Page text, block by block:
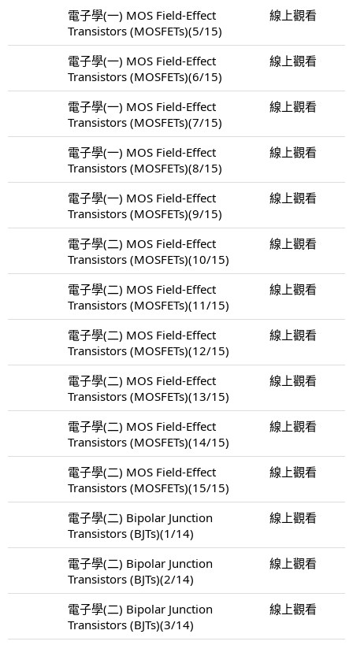
電子學(一) MOS Field-Effect
Transistors (MOSFETs)(5/15)
線上觀看
電子學(一) MOS Field-Effect
Transistors (MOSFETs)(6/15)
線上觀看
電子學(一) MOS Field-Effect
Transistors (MOSFETs)(7/15)
線上觀看
電子學(一) MOS Field-Effect
Transistors (MOSFETs)(8/15)
線上觀看
電子學(一) MOS Field-Effect
Transistors (MOSFETs)(9/15)
線上觀看
電子學(二) MOS Field-Effect
Transistors (MOSFETs)(10/15)
線上觀看
電子學(二) MOS Field-Effect
Transistors (MOSFETs)(11/15)
線上觀看
電子學(二) MOS Field-Effect
Transistors (MOSFETs)(12/15)
線上觀看
電子學(二) MOS Field-Effect
Transistors (MOSFETs)(13/15)
線上觀看
電子學(二) MOS Field-Effect
Transistors (MOSFETs)(14/15)
線上觀看
電子學(二) MOS Field-Effect
Transistors (MOSFETs)(15/15)
線上觀看
電子學(二) Bipolar Junction
Transistors (BJTs)(1/14)
線上觀看
電子學(二) Bipolar Junction
Transistors (BJTs)(2/14)
線上觀看
電子學(二) Bipolar Junction
Transistors (BJTs)(3/14)
線上觀看